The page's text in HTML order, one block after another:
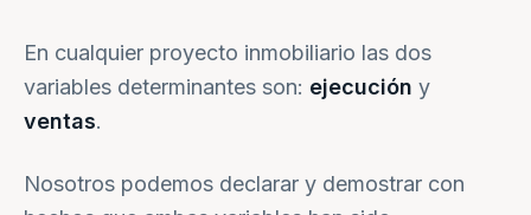
En cualquier proyecto inmobiliario las dos
variables determinantes son: ejecución y
ventas.
Nosotros podemos declarar y demostrar con